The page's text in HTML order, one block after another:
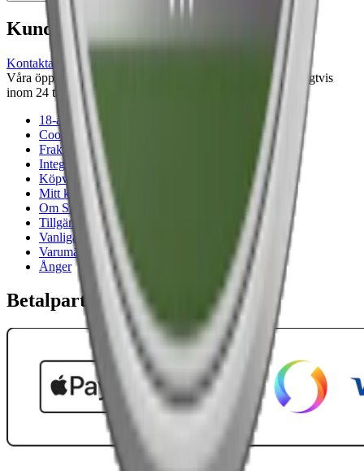
Kundservice
Kontakta oss
Våra öppettider är: Alla dagar 08:00 - 18:00 Vi svarar vanligtvis
inom 24 timmar på vardagar.
18-årsgräns
Cookiepolicy
Frakt- och leveransvillkor
Integritetspolicy
Köpvillkor
Mitt konto
Om Snuset.se
Tillgänglighetsredogörelse
Vanliga frågor
Varumärken
Ånger
Betalpartner